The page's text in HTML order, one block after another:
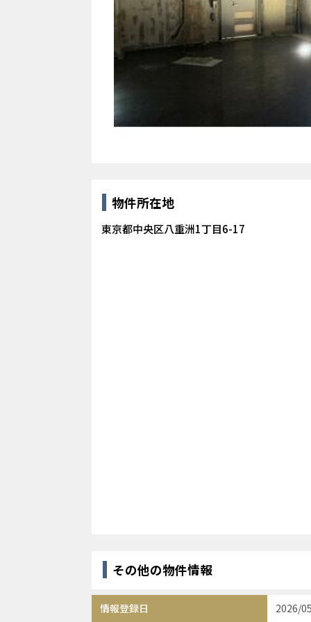
物件所在地
東京都中央区八重洲1丁目6-17
その他の物件情報
情報登録日 2026/